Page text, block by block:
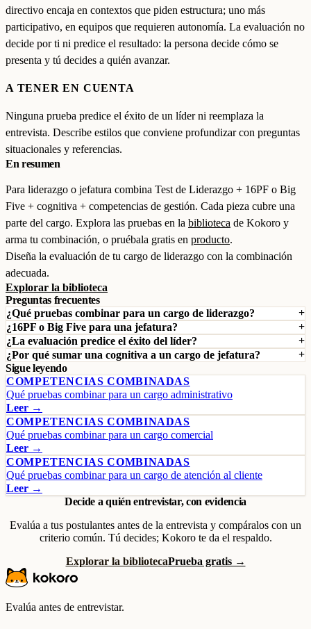
directivo encaja en contextos que piden estructura; uno más
participativo, en equipos que requieren autonomía. La evaluación no
decide por ti ni predice el resultado: la persona decide cómo se
presenta y tú decides a quién avanzar.
A TENER EN CUENTA
Ninguna prueba predice el éxito de un líder ni reemplaza la
entrevista. Describe estilos que conviene profundizar con preguntas
situacionales y referencias.
En resumen
Para liderazgo o jefatura combina Test de Liderazgo + 16PF o Big
Five + cognitiva + competencias de gestión. Cada pieza cubre una
parte del cargo. Explora las pruebas en la biblioteca de Kokoro y
arma tu combinación, o pruébala gratis en producto.
Diseña la evaluación de tu cargo de liderazgo con la combinación
adecuada.
Explorar la biblioteca
Preguntas frecuentes
¿Qué pruebas combinar para un cargo de liderazgo?
¿16PF o Big Five para una jefatura?
¿La evaluación predice el éxito del líder?
¿Por qué sumar una cognitiva a un cargo de jefatura?
Sigue leyendo
COMPETENCIAS COMBINADAS
Qué pruebas combinar para un cargo administrativo
Leer →
COMPETENCIAS COMBINADAS
Qué pruebas combinar para un cargo comercial
Leer →
COMPETENCIAS COMBINADAS
Qué pruebas combinar para un cargo de atención al cliente
Leer →
Decide a quién entrevistar, con evidencia
Evalúa a tus postulantes antes de la entrevista y compáralos con un
criterio común. Tú decides; Kokoro te da el respaldo.
Explorar la bibliotecaPrueba gratis →
Evalúa antes de entrevistar.